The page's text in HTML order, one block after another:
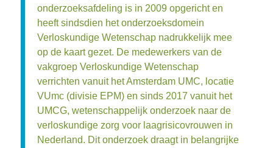
onderzoeksafdeling is in 2009 opgericht en
heeft sindsdien het onderzoeksdomein
Verloskundige Wetenschap nadrukkelijk mee
op de kaart gezet. De medewerkers van de
vakgroep Verloskundige Wetenschap
verrichten vanuit het Amsterdam UMC, locatie
VUmc (divisie EPM) en sinds 2017 vanuit het
UMCG, wetenschappelijk onderzoek naar de
verloskundige zorg voor laagrisicovrouwen in
Nederland. Dit onderzoek draagt in belangrijke